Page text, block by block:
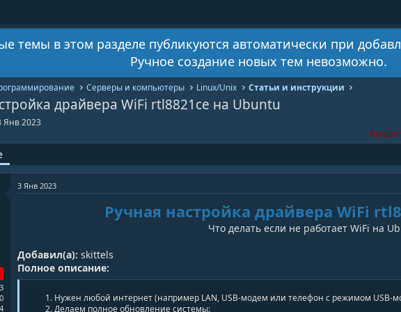
темы в этом разделе публикуются автоматически при
Ручное создание новых тем невозможно.
Серверы и компьютеры Linux/Unix Статьи и инструкции
драйвера WiFi rtl8821ce на Ubuntu
Янв 2023
Вы
3 Янв 2023
Ручная настройка драйвера WiFi
Что делать если не работает WiFi на
Добавил(а): skittels
Полное описание:
Нужен любой интернет (например LAN, USB-модем или телефон с режимом USB-
Делаем полное обновление системы: